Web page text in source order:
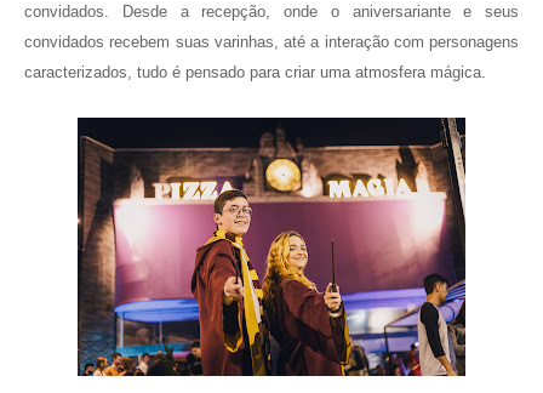
convidados. Desde a recepção, onde o aniversariante e seus
convidados recebem suas varinhas, até a interação com personagens
caracterizados, tudo é pensado para criar uma atmosfera mágica.